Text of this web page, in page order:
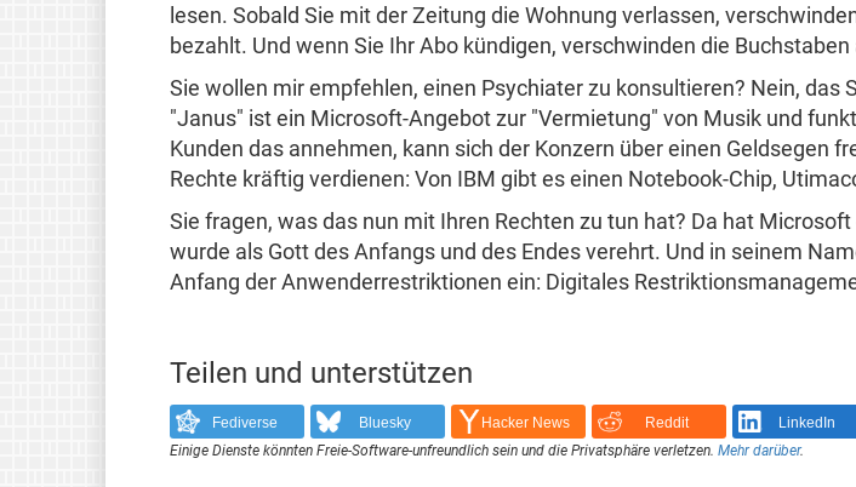
lesen. Sobald Sie mit der Zeitung die Wohnung verlassen,
bezahlt. Und wenn Sie Ihr Abo kündigen, verschwinden die
Sie wollen mir empfehlen, einen Psychiater zu konsultieren? Nein,
"Janus" ist ein Microsoft-Angebot zur "Vermietung" von Musik und
Kunden das annehmen, kann sich der Konzern über einen Geldsegen
Rechte kräftig verdienen: Von IBM gibt es einen Notebook-Chip,
Sie fragen, was das nun mit Ihren Rechten zu tun hat? Da hat
wurde als Gott des Anfangs und des Endes verehrt. Und in seinem
Anfang der Anwenderrestriktionen ein: Digitales
Teilen und unterstützen
Fediverse Bluesky Hacker News Reddit LinkedIn
Einige Dienste könnten Freie-Software-unfreundlich sein und die Privatsphäre verletzen. Mehr darüber.